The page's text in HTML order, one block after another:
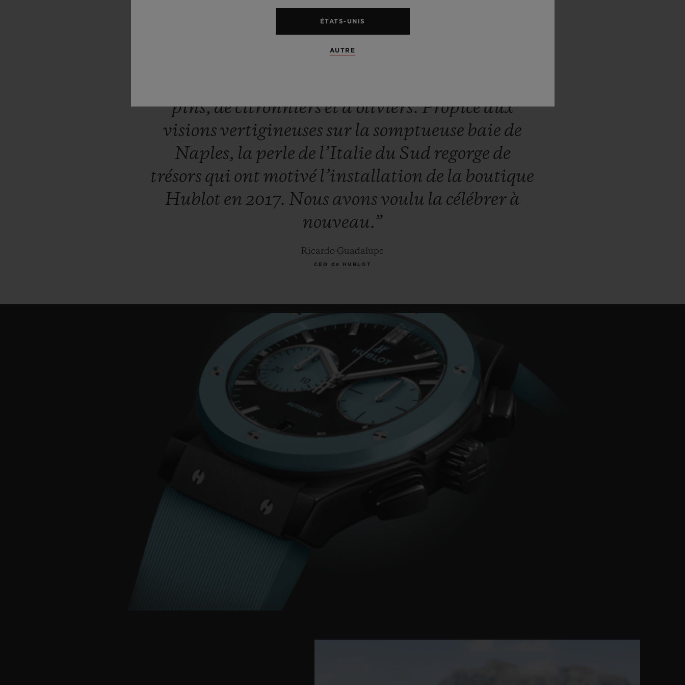
symboledeladolcevita,
pins,decitronniersetd’oliviers.Propiceaux
visions vertigineuses sur la somptueuse baie de
Naples, la perle de l’Italie du Sud regorge de
trésors qui ont motivé l’installation de la boutique
Hublot en2017. Nous avonsvoulu la célébrer à
nouveau.”
Ricardo Guadalupe
CEO de HUBLOT
ÉTATS-UNIS
AUTRE